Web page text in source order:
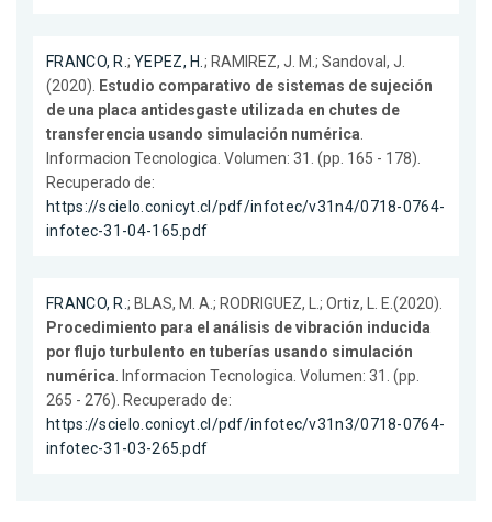
FRANCO, R.; YEPEZ, H.; RAMIREZ, J. M.; Sandoval, J.
(2020). Estudio comparativo de sistemas de sujeción
de una placa antidesgaste utilizada en chutes de
transferencia usando simulación numérica.
Informacion Tecnologica. Volumen: 31. (pp. 165 - 178).
Recuperado de:
https://scielo.conicyt.cl/pdf/infotec/v31n4/0718-0764-
infotec-31-04-165.pdf
FRANCO, R.; BLAS, M. A.; RODRIGUEZ, L.; Ortiz, L. E.(2020).
Procedimiento para el análisis de vibración inducida
por flujo turbulento en tuberías usando simulación
numérica. Informacion Tecnologica. Volumen: 31. (pp.
265 - 276). Recuperado de:
https://scielo.conicyt.cl/pdf/infotec/v31n3/0718-0764-
infotec-31-03-265.pdf